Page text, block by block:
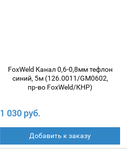
FoxWeld Канал 0,6-0,8мм тефлон
синий, 5м (126.0011/GM0602,
пр-во FoxWeld/КНР)
1 030 руб.
Добавить к заказу